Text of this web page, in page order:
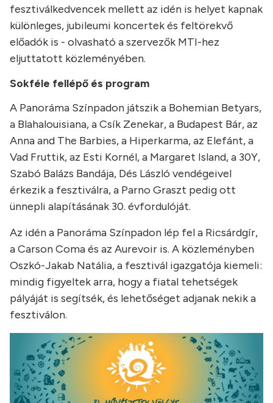
fesztiválkedvencek mellett az idén is helyet kapnak
különleges, jubileumi koncertek és feltörekvő
előadók is - olvasható a szervezők MTI-hez
eljuttatott közleményében.
Sokféle fellépő és program
A Panoráma Színpadon játszik a Bohemian Betyars,
a Blahalouisiana, a Csík Zenekar, a Budapest Bár, az
Anna and The Barbies, a Hiperkarma, az Elefánt, a
Vad Fruttik, az Esti Kornél, a Margaret Island, a 30Y,
Szabó Balázs Bandája, Dés László vendégeivel
érkezik a fesztiválra, a Parno Graszt pedig ott
ünnepli alapításának 30. évfordulóját.
Az idén a Panoráma Színpadon lép fel a Ricsárdgír,
a Carson Coma és az Aurevoir is. A közleményben
Oszkó-Jakab Natália, a fesztivál igazgatója kiemeli:
mindig figyeltek arra, hogy a fiatal tehetségek
pályáját is segítsék, és lehetőséget adjanak nekik a
fesztiválon.